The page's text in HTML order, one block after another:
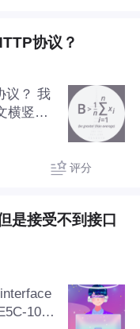
协议？
议？ 我
横竖抓
换成idhtt
评分
是接受不到接口
1055